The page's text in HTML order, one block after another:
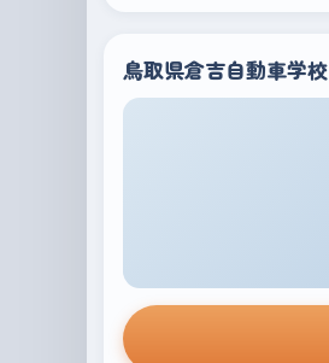
鳥取県倉吉自動車学校